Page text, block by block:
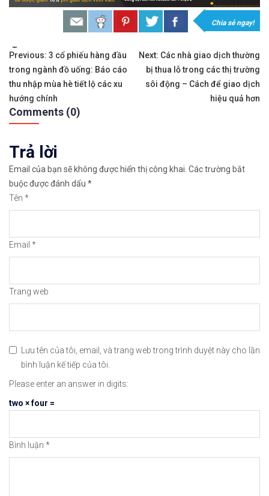
𝘔ở 𝘵à𝘪 𝘬𝘩𝘰ả𝘯 𝘵𝘳ê𝘯 𝘴à𝘯 𝘌𝘹𝘯𝘦𝘴𝘴 𝘜𝘺 𝘛í𝘯 𝘷à 𝘱𝘩ù
𝘔ở 𝘵à𝘪 𝘬𝘩𝘰ả𝘯 𝘵𝘳ê𝘯 𝘴à𝘯 𝘐𝘊𝘔𝘢𝘳𝘬𝘦𝘵𝘴 𝘯ổ𝘪 𝘵𝘪ế𝘯𝘨
𝘔ở 𝘵à𝘪 𝘬𝘩𝘰ả𝘯 𝘵𝘳ê𝘯 𝘴à𝘯 𝘉𝘪𝘯𝘢𝘯𝘤𝘦 𝘯ổ𝘪 𝘵𝘪ế𝘯𝘨 𝘯𝘩ấ𝘵
https://chungkhoanforex.com/thi-truong-co-
#icmarkets #binance #exness #taichinh #dautu
Chia sẻ ngay!
Tags:
Điều
hướng
bài
viết
Previous: 3 cổ phiếu hàng đầu
trong ngành đồ uống: Báo cáo
thu nhập mùa hè tiết lộ các xu
hướng chính
Next: Các nhà giao dịch thường
bị thua lỗ trong các thị trường
sôi động – Cách để giao dịch
hiệu quả hơn
Comments (0)
Trả lời
Email của bạn sẽ không được hiển thị công khai. Các trường bắt
buộc được đánh dấu *
Tên *
Email *
Trang web
Lưu tên của tôi, email, và trang web trong trình duyệt này cho lần
bình luận kế tiếp của tôi.
Please enter an answer in digits:
two × four =
Bình luận *